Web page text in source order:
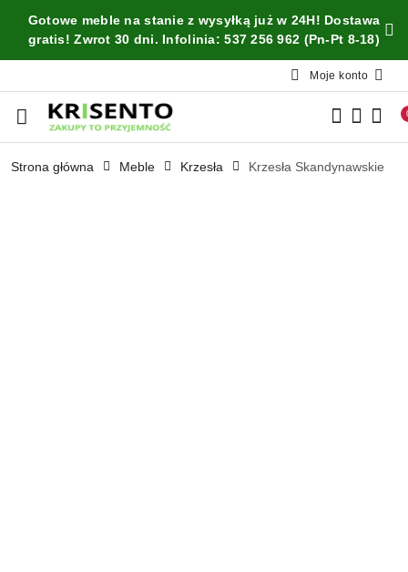
Przejdź do treści głównej
Przejdź do wyszukiwarki
Przejdź do moje konto
Przejdź do menu głównego
Przejdź do opisu produktu
Przejdź do stopki
Gotowe meble na stanie z wysyłką już w 24H! Dostawa
gratis! Zwrot 30 dni. Infolinia: 537 256 962 (Pn-Pt 8-18)
Moje konto
Strona główna Meble Krzesła Krzesła Skandynawskie